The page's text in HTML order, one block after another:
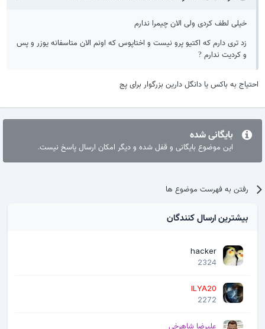
خیلی لطف کردی ولی الان چیمرا ندارم
زد تری دارم که اکتیو پرو نیست و اختاپوس که اونم الان متاسفانه یوزر و پس
و کردیت ندارم?
احتیاج به باکس یا دانگل دارین بزرگوار برای پج
بایگانی شده
این موضوع بایگانی و قفل شده و دیگر امکان ارسال پاسخ نیست.
رفتن به فهرست موضوع ها
بیشترین ارسال کنندگان
hacker
2324
ILYA20
2272
علیرضا شاهرخی